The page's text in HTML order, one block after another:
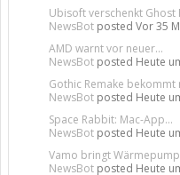
Ubisoft verschenkt Ghost
NewsBot posted Vor 35
AMD warnt vor neuer...
NewsBot posted Heute
Gothic Remake bekommt
NewsBot posted Heute
Space Rabbit: Mac-App...
NewsBot posted Heute
Vamo bringt
NewsBot posted Heute